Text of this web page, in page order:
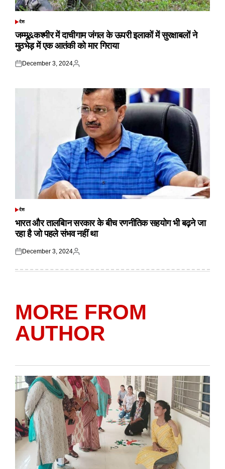
POSTED
देश
जम्मू&कश्मीर में दाचीगाम जंगल के ऊपरी इलाकों में सुरक्षाबलों ने
मुठभेड़ में एक आतंकी को मार गिराया
Posted
December 3, 2024
Posted
POSTED
देश
भारत और तालबिान सरकार के बीच रणनीतिक सहयोग भी बढ़ने जा
रहा है जो पहले संभव नहीं था
Posted
December 3, 2024
Posted
MORE FROM
AUTHOR